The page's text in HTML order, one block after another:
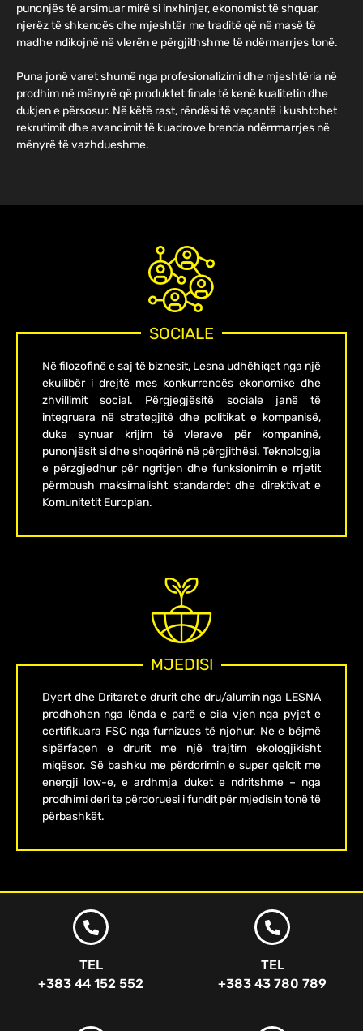
punonjës të arsimuar mirë si inxhinjer, ekonomist të shquar,
njerëz të shkencës dhe mjeshtër me traditë që në masë të
madhe ndikojnë në vlerën e përgjithshme të ndërmarrjes tonë.
Puna jonë varet shumë nga profesionalizimi dhe mjeshtëria në
prodhim në mënyrë që produktet finale të kenë kualitetin dhe
dukjen e përsosur. Në këtë rast, rëndësi të veçantë i kushtohet
rekrutimit dhe avancimit të kuadrove brenda ndërrmarrjes në
mënyrë të vazhdueshme.
SOCIALE
Në filozofinë e saj të biznesit, Lesna udhëhiqet nga një
ekuilibër i drejtë mes konkurrencës ekonomike dhe
zhvillimit social. Përgjegjësitë sociale janë të
integruara në strategjitë dhe politikat e kompanisë,
duke synuar krijim të vlerave për kompaninë,
punonjësit si dhe shoqërinë në përgjithësi. Teknologjia
e përzgjedhur për ngritjen dhe funksionimin e rrjetit
përmbush maksimalisht standardet dhe direktivat e
Komunitetit Europian.
MJEDISI
Dyert dhe Dritaret e drurit dhe dru/alumin nga LESNA
prodhohen nga lënda e parë e cila vjen nga pyjet e
certifikuara FSC nga furnizues të njohur. Ne e bëjmë
sipërfaqen e drurit me një trajtim ekologjikisht
miqësor. Së bashku me përdorimin e super qelqit me
energji low-e, e ardhmja duket e ndritshme – nga
prodhimi deri te përdoruesi i fundit për mjedisin tonë të
përbashkët.
TEL
+383 44 152 552
TEL
+383 43 780 789